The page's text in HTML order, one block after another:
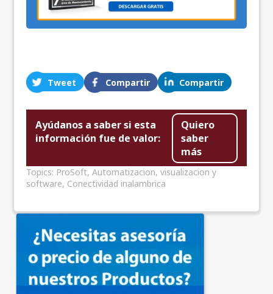
Tweet Compartir Compartir
Ayúdanos a saber si esta
información fue de valor:
Quiero
saber
más
Topics: ProSoft,Automatizacion, visualizacion y
software, Conectividad inalambrica